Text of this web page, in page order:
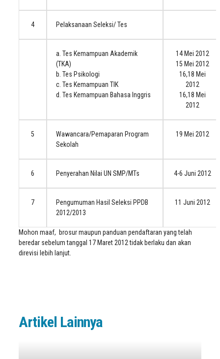
4 Pelaksanaan Seleksi/ Tes
a. Tes Kemampuan Akademik
(TKA)
b. Tes Psikologi
c. Tes Kemampuan TIK
d. Tes Kemampuan Bahasa Inggris
14 Mei 2012
15 Mei 2012
16,18 Mei
2012
16,18 Mei
2012
5
Wawancara/Pemaparan Program
Sekolah
19 Mei 2012
6 Penyerahan Nilai UN SMP/MTs 4-6 Juni 2012
7
Pengumuman Hasil Seleksi PPDB
2012/2013
11 Juni 2012
Mohon maaf, brosur maupun panduan pendaftaran yang telah
beredar sebelum tanggal 17 Maret 2012 tidak berlaku dan akan
direvisi lebih lanjut.
Artikel Lainnya